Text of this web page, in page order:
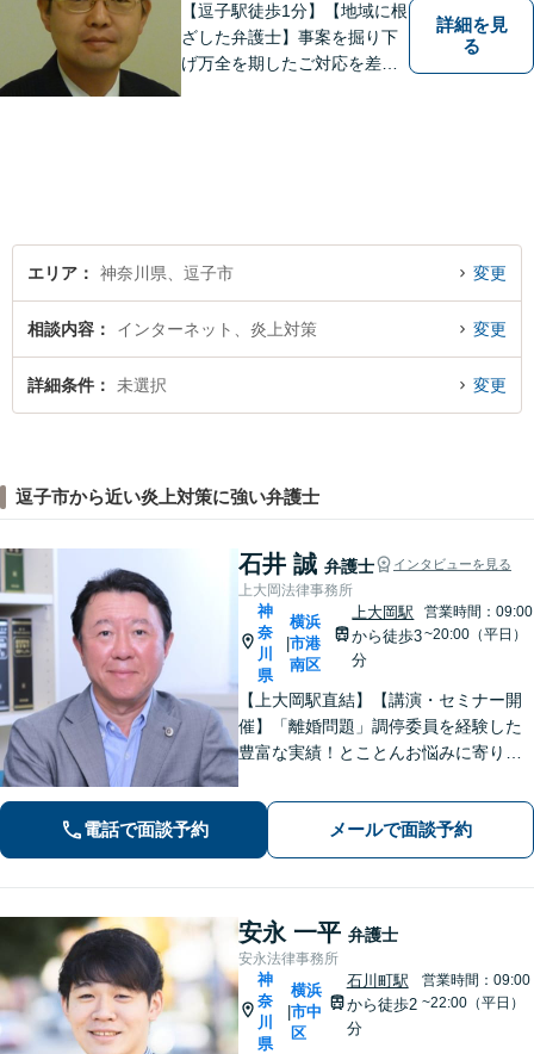
【逗子駅徒歩1分】【地域に根
ざした弁護士】事案を掘り下
げ万全を期したご対応を差し
連絡ください。
詳細を見
る
エリア 神奈川県、逗子市 変更
相談内容 インターネット、炎上対策 変更
詳細条件 未選択 変更
逗子市から近い炎上対策に強い弁護士
石井 誠 弁護士 インタビューを見る
上大岡法律事務所
神
奈
川
県
|
横浜
市港
南区
上大岡駅
から徒歩3
分
営業時間：09:00
~20:00（平日）
【上大岡駅直結】【講演・セミナー開
催】「離婚問題」調停委員を経験した
豊富な実績！とことんお悩みに寄り添
険制度の知識を活かしたトータルサポ
ートを実現【完全個室対応／子連れ相
談可】
電話で面談予約 メールで面談予約
安永 一平 弁護士
安永法律事務所
神
奈
川
県
横浜
市中
区
石川町駅
から徒歩2
分
営業時間：09:00
~22:00（平日）